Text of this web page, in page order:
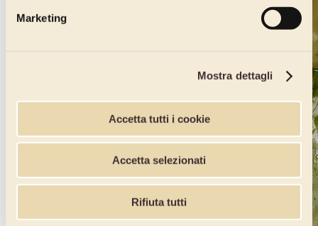
Marketing
Mostra dettagli
Accetta tutti i cookie
Accetta selezionati
Rifiuta tutti